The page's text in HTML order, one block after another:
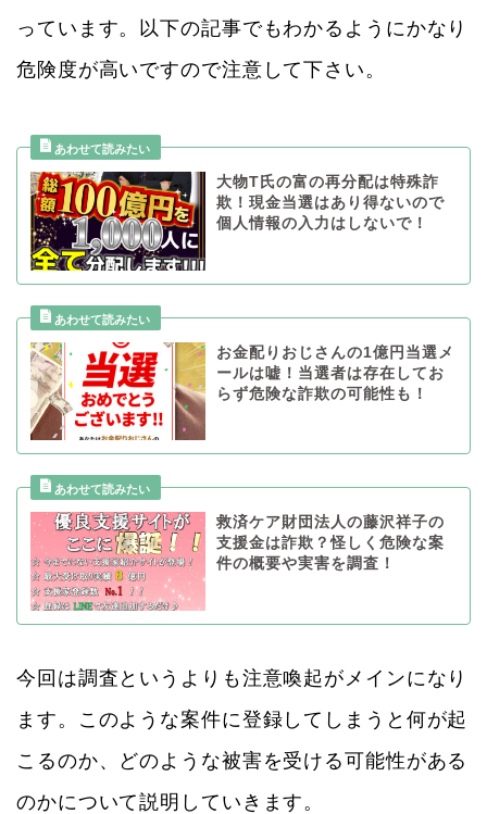
っています。以下の記事でもわかるようにかなり
危険度が高いですので注意して下さい。
大物T氏の富の再分配は特殊詐
欺！現金当選はあり得ないので
個人情報の入力はしないで！
お金配りおじさんの1億円当選メ
ールは嘘！当選者は存在してお
らず危険な詐欺の可能性も！
救済ケア財団法人の藤沢祥子の
支援金は詐欺？怪しく危険な案
件の概要や実害を調査！
今回は調査というよりも注意喚起がメインになり
ます。このような案件に登録してしまうと何が起
こるのか、どのような被害を受ける可能性がある
のかについて説明していきます。